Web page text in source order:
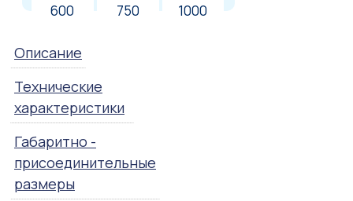
600
750 1000
Описание
Технические
характеристики
Габаритно -
присоединительные
размеры